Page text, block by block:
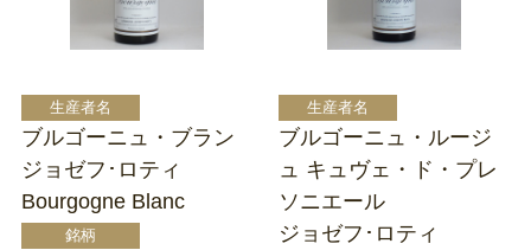
ブルゴーニュ・ブラン
ジョゼフ･ロティ
Bourgogne Blanc
ブルゴーニュ・ルージ
ュ キュヴェ・ド・プレ
ソニエール
ジョゼフ･ロティ